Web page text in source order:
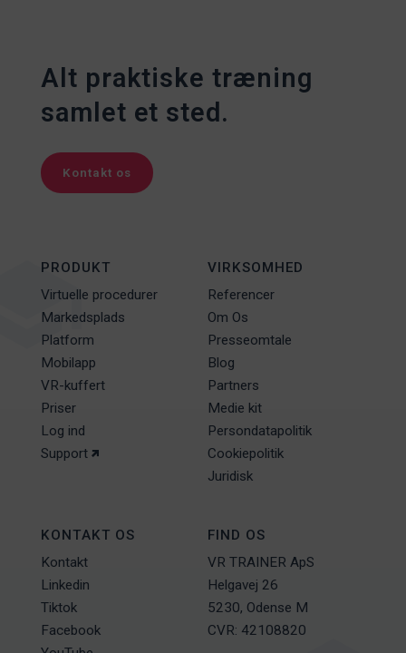
Alt praktiske træning
samlet et sted.
Kontakt os
PRODUKT
Virtuelle procedurer
Markedsplads
Platform
Mobilapp
VR-kuffert
Priser
Log ind
Support
VIRKSOMHED
Referencer
Om Os
Presseomtale
Blog
Partners
Medie kit
Persondatapolitik
Cookiepolitik
Juridisk
KONTAKT OS
Kontakt
Linkedin
Tiktok
Facebook
FIND OS
VR TRAINER ApS
Helgavej 26
5230, Odense M
CVR: 42108820